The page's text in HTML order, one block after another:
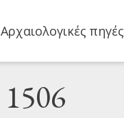
Αρχαιολογικές πηγές